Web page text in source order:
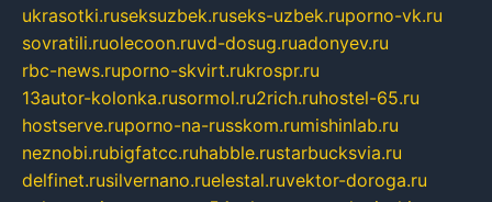
ukrasotki.ruseksuzbek.ruseks-uzbek.ruporno-vk.ru
sovratili.ruolecoon.ruvd-dosug.ruadonyev.ru
rbc-news.ruporno-skvirt.rukrospr.ru
13autor-kolonka.rusormol.ru2rich.ruhostel-65.ru
hostserve.ruporno-na-russkom.rumishinlab.ru
neznobi.rubigfatcc.ruhabble.rustarbucksvia.ru
delfinet.rusilvernano.ruelestal.ruvektor-doroga.ru